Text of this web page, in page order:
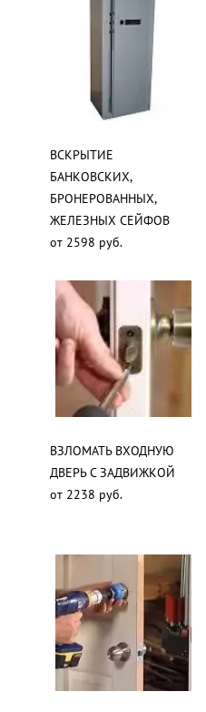
ВСКРЫТИЕ
БАНКОВСКИХ,
БРОНЕРОВАННЫХ,
ЖЕЛЕЗНЫХ СЕЙФОВ
от 2598 руб.
ВЗЛОМАТЬ ВХОДНУЮ
ДВЕРЬ С ЗАДВИЖКОЙ
от 2238 руб.